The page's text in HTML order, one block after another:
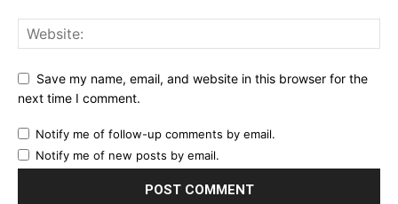
Save my name, email, and website in this browser for the
next time I comment.
Notify me of follow-up comments by email.
Notify me of new posts by email.